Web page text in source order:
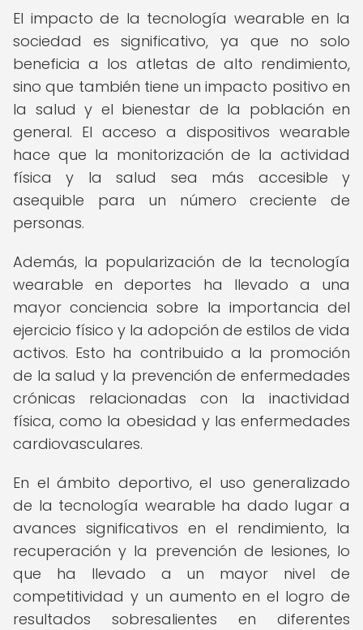
El impacto de la tecnología wearable en la
sociedad es significativo, ya que no solo
beneficia a los atletas de alto rendimiento,
sino que también tiene un impacto positivo en
la salud y el bienestar de la población en
general. El acceso a dispositivos wearable
hace que la monitorización de la actividad
física y la salud sea más accesible y
asequible para un número creciente de
personas.
Además, la popularización de la tecnología
wearable en deportes ha llevado a una
mayor conciencia sobre la importancia del
ejercicio físico y la adopción de estilos de vida
activos. Esto ha contribuido a la promoción
de la salud y la prevención de enfermedades
crónicas relacionadas con la inactividad
física, como la obesidad y las enfermedades
cardiovasculares.
En el ámbito deportivo, el uso generalizado
de la tecnología wearable ha dado lugar a
avances significativos en el rendimiento, la
recuperación y la prevención de lesiones, lo
que ha llevado a un mayor nivel de
competitividad y un aumento en el logro de
resultados sobresalientes en diferentes